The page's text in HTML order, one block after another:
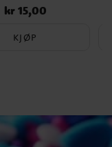
Pris:kr 15,00
kr 15,00
KJØP